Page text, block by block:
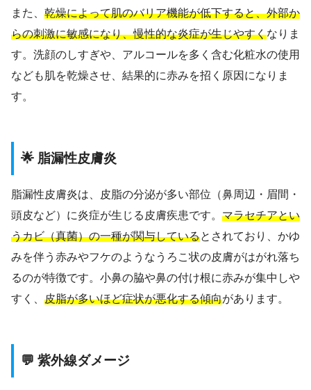
また、 乾燥によって肌のバリア機能が低下すると、外部か
らの刺激に敏感になり、慢性的な炎症が生じやすくなりま
す。洗顔のしすぎや、アルコールを多く含む化粧水の使用
なども肌を乾燥させ、結果的に赤みを招く原因になりま
す。
🌟 脂漏性皮膚炎
脂漏性皮膚炎は、皮脂の分泌が多い部位（鼻周辺・眉間・
頭皮など）に炎症が生じる皮膚疾患です。 マラセチアとい
うカビ（真菌）の一種が関与しているとされており、かゆ
みを伴う赤みやフケのようなうろこ状の皮膚がはがれ落ち
るのが特徴です。小鼻の脇や鼻の付け根に赤みが集中しや
すく、 皮脂が多いほど症状が悪化する傾向があります。
💬 紫外線ダメージ